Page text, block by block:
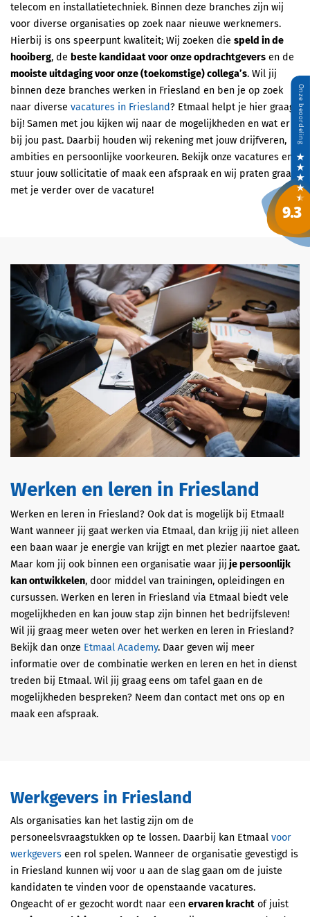
telecom en installatietechniek. Binnen deze branches zijn wij
voor diverse organisaties op zoek naar nieuwe werknemers.
Hierbij is ons speerpunt kwaliteit; Wij zoeken die speld in de
hooiberg, de beste kandidaat voor onze opdrachtgevers en de
mooiste uitdaging voor onze (toekomstige) collega’s. Wil jij
binnen deze branches werken in Friesland en ben je op zoek
naar diverse vacatures in Friesland? Etmaal helpt je hier graag
bij! Samen met jou kijken wij naar de mogelijkheden en wat er
bij jou past. Daarbij houden wij rekening met jouw drijfveren,
ambities en persoonlijke voorkeuren. Bekijk onze vacatures en
stuur jouw sollicitatie of maak een afspraak en wij praten graag
met je verder over de vacature!
Werken en leren in Friesland
Werken en leren in Friesland? Ook dat is mogelijk bij Etmaal!
Want wanneer jij gaat werken via Etmaal, dan krijg jij niet alleen
een baan waar je energie van krijgt en met plezier naartoe gaat.
Maar kom jij ook binnen een organisatie waar jij je persoonlijk
kan ontwikkelen, door middel van trainingen, opleidingen en
cursussen. Werken en leren in Friesland via Etmaal biedt vele
mogelijkheden en kan jouw stap zijn binnen het bedrijfsleven!
Wil jij graag meer weten over het werken en leren in Friesland?
Bekijk dan onze Etmaal Academy. Daar geven wij meer
informatie over de combinatie werken en leren en het in dienst
treden bij Etmaal. Wil jij graag eens om tafel gaan en de
mogelijkheden bespreken? Neem dan contact met ons op en
maak een afspraak.
Werkgevers in Friesland
Als organisaties kan het lastig zijn om de
personeelsvraagstukken op te lossen. Daarbij kan Etmaal voor
werkgevers een rol spelen. Wanneer de organisatie gevestigd is
in Friesland kunnen wij voor u aan de slag gaan om de juiste
kandidaten te vinden voor de openstaande vacatures.
Ongeacht of er gezocht wordt naar een ervaren kracht of juist